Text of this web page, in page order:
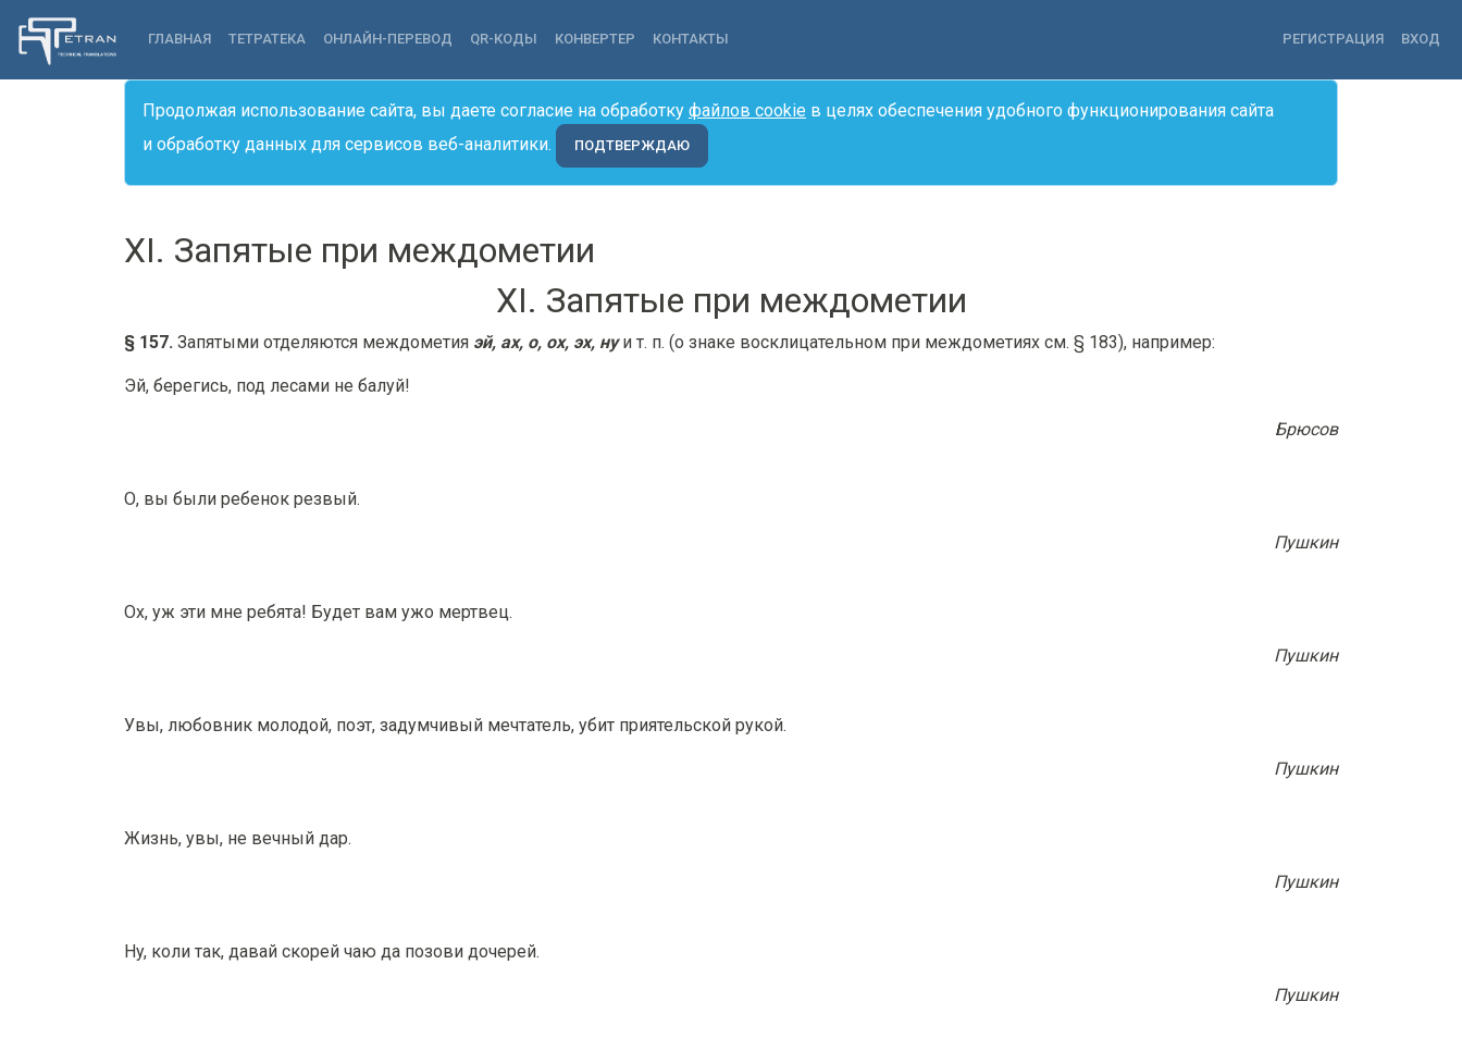
ГЛАВНАЯ ТЕТРАТЕКА ОНЛАЙН-ПЕРЕВОД QR-КОДЫ КОНВЕРТЕР КОНТАКТЫ РЕГИСТРАЦИЯ ВХОД
Продолжая использование сайта, вы даете согласие на обработку файлов cookie в целях обеспечения удобного функционирования сайта
и обработку данных для сервисов веб-аналитики.
ПОДТВЕРЖДАЮ
XI. Запятые при междометии
XI. Запятые при междометии
§ 157. Запятыми отделяются междометия эй, ах, о, ох, эх, нуи т. п. (о знаке восклицательном при междометиях см. § 183), например:
Эй, берегись, под лесами не балуй!
Брюсов
О, вы были ребенок резвый.
Пушкин
Ох, уж эти мне ребята! Будет вам ужо мертвец.
Пушкин
Увы, любовник молодой, поэт, задумчивый мечтатель, убит приятельской рукой.
Пушкин
Жизнь, увы, не вечный дар.
Пушкин
Нy, коли так, давай скорей чаю да позови дочерей.
Пушкин